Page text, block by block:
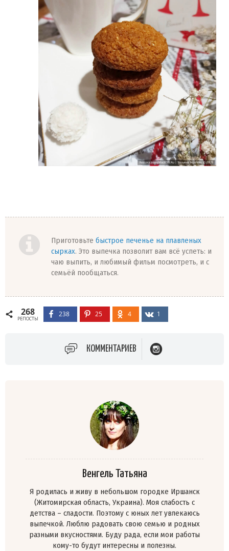
Приготовьте быстрое печенье на плавленых
сырках. Это выпечка позволит вам всё успеть: и
чаю выпить, и любимый фильм посмотреть, и с
семьёй пообщаться.
268
РЕПОСТЫ
238 25 4 1
КОММЕНТАРИЕВ
Венгель Татьяна
Я родилась и живу в небольшом городке Иршанск
(Житомирская область, Украина). Моя слабость с
детства – сладости. Поэтому с юных лет увлекаюсь
выпечкой. Люблю радовать свою семью и родных
разными вкусностями. Буду рада, если мои работы
кому-то будут интересны и полезны.